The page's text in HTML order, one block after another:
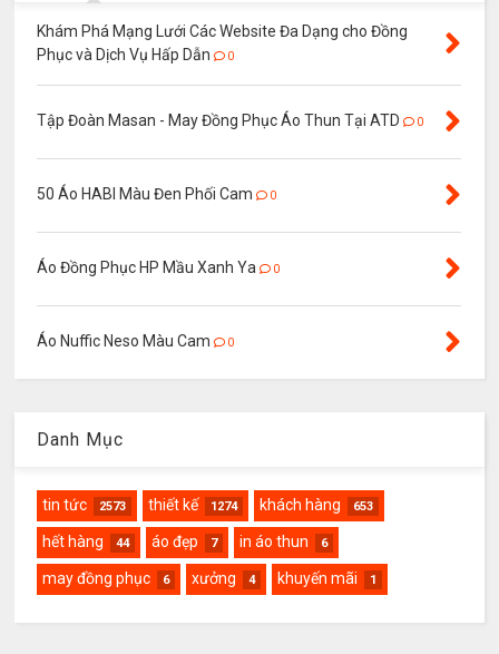
Khám Phá Mạng Lưới Các Website Đa Dạng cho Đồng
Phục và Dịch Vụ Hấp Dẫn
0
Tập Đoàn Masan - May Đồng Phục Áo Thun Tại ATD 0
50 Áo HABI Màu Đen Phối Cam 0
Áo Đồng Phục HP Mầu Xanh Ya 0
Áo Nuffic Neso Màu Cam 0
Danh Mục
tin tức 2573 thiết kế 1274 khách hàng 653
hết hàng 44 áo đẹp 7 in áo thun 6
may đồng phục 6 xưởng 4 khuyến mãi 1